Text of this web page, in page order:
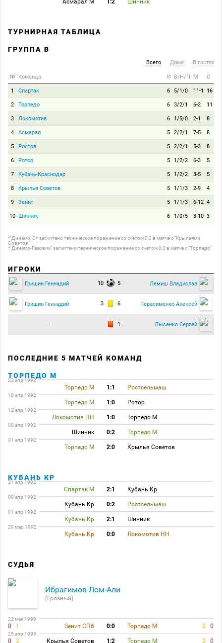
Асмарал М 1:2 Шинник
ТУРНИРНАЯ ТАБЛИЦА
ГРУППА B
Всего Дома В гостях
№ Команда И В/Н/П М О
1 Спартак 6 5/1/0 11-1 16
2 Торпедо 6 3/2/1 6-2 11
3 Локомотив 6 1/5/0 2-1 8
4 Асмарал 5 2/2/1 7-5 8
5 Ростов 5 2/2/1 5-3 8
6 Ротор 5 1/2/2 6-3 5
7 Кубань-Краснодар 5 1/2/2 3-5 5
8 Крылья Советов 5 1/1/3 2-9 4
9 Зенит 5 1/1/3 6-12 4
10 Шинник 6 1/0/5 3-10 3
*"Динамо" Ст засчитано техническое поражение со счетом 0:3 в матче с "Крыльями
Советов"
*"Динамо-Газовик" засчитано техническое поражение со счетом 0:3 в матче с "Торпедо"
ИГРОКИ
Гришин Геннадий 10 5 Лемиш Владислав
Гришин Геннадий 3 6 Герасименко Алексей
- 1 Лысенко Сергей
ПОСЛЕДНИЕ 5 МАТЧЕЙ КОМАНД
ТОРПЕДО М
22 апр 1992
Торпедо М 1:1 Ростсельмаш
18 апр 1992
Торпедо М 1:0 Ротор
12 апр 1992
Локомотив НН 1:0 Торпедо М
08 апр 1992
Шинник 0:2 Торпедо М
01 апр 1992
Торпедо М 2:0 Крылья Советов
КУБАНЬ КР
21 апр 1992
Спартак М 2:1 Кубань Кр
09 апр 1992
Кубань Кр 0:2 Ростсельмаш
01 апр 1992
Кубань Кр 2:1 Шинник
29 мар 1992
Кубань Кр 0:0 Локомотив НН
СУДЬЯ
Ибрагимов Лом-Али
(Грозный)
22 мая 1999
0 1 Зенит СПб 0:0 Торпедо М 2 0
25 апр 1999
0 2 Крылья Советов 1:2 Торпедо М 2 0